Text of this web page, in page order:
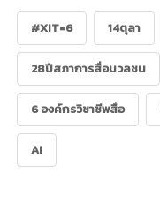
#XIT=6 14ตุลา
28ปีสภาการสื่อมวลชน
6 องค์กรวิชาชีพสื่อ
AI